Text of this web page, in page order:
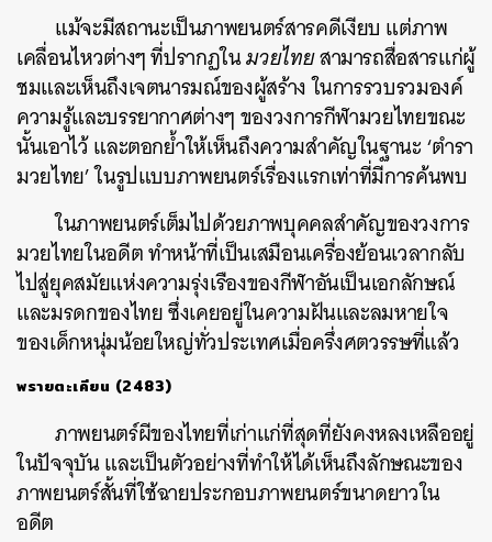
แม้จะมีสถานะเป็นภาพยนตร์สารคดีเงียบ แต่ภาพ
เคลื่อนไหวต่างๆ ที่ปรากฏในมวยไทยสามารถสื่อสารแก่ผู้
ชมและเห็นถึงเจตนารมณ์ของผู้สร้าง ในการรวบรวมองค์
ความรู้และบรรยากาศต่างๆ ของวงการกีฬามวยไทยขณะ
นั้นเอาไว้ และตอกย้ำให้เห็นถึงความสำคัญในฐานะ ‘ตำรา
มวยไทย’ ในรูปแบบภาพยนตร์เรื่องแรกเท่าที่มีการค้นพบ
ในภาพยนตร์เต็มไปด้วยภาพบุคคลสำคัญของวงการ
มวยไทยในอดีต ทำหน้าที่เป็นเสมือนเครื่องย้อนเวลากลับ
ไปสู่ยุคสมัยแห่งความรุ่งเรืองของกีฬาอันเป็นเอกลักษณ์
และมรดกของไทย ซึ่งเคยอยู่ในความฝันและลมหายใจ
ของเด็กหนุ่มน้อยใหญ่ทั่วประเทศเมื่อครึ่งศตวรรษที่แล้ว
พรายตะเคียน (2483)
ภาพยนตร์ผีของไทยที่เก่าแก่ที่สุดที่ยังคงหลงเหลืออยู่
ในปัจจุบัน และเป็นตัวอย่างที่ทำให้ได้เห็นถึงลักษณะของ
ภาพยนตร์สั้นที่ใช้ฉายประกอบภาพยนตร์ขนาดยาวใน
อดีต